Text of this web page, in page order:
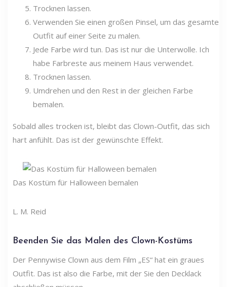
Trocknen lassen.
Verwenden Sie einen großen Pinsel, um das gesamte
Outfit auf einer Seite zu malen.
Jede Farbe wird tun. Das ist nur die Unterwolle. Ich
habe Farbreste aus meinem Haus verwendet.
Trocknen lassen.
Umdrehen und den Rest in der gleichen Farbe
bemalen.
Sobald alles trocken ist, bleibt das Clown-Outfit, das sich
hart anfühlt. Das ist der gewünschte Effekt.
Das Kostüm für Halloween bemalen
L. M. Reid
Beenden Sie das Malen des Clown-Kostüms
Der Pennywise Clown aus dem Film „ES“ hat ein graues
Outfit. Das ist also die Farbe, mit der Sie den Decklack